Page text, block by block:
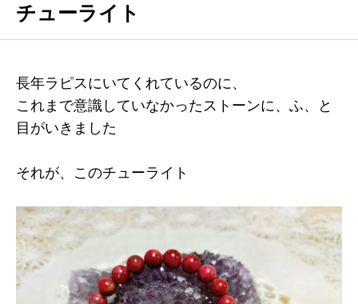
チューライト
長年ラピスにいてくれているのに、
これまで意識していなかったストーンに、ふ、と
目がいきました
それが、このチューライト